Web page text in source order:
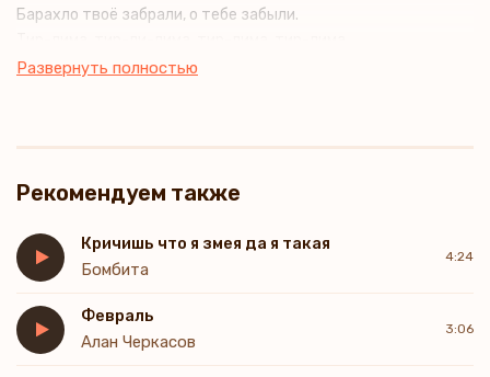
Барахло твоё забрали, о тебе забыли.
Тир-лима, тир-ли-лима, хорошая моя.
Развернуть полностью
Рекомендуем также
Кричишь что я змея да я такая
Бомбита
4:24
Февраль
Алан Черкасов
3:06